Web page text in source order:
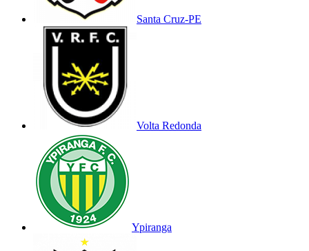
Santa Cruz-PE
Volta Redonda
Ypiranga